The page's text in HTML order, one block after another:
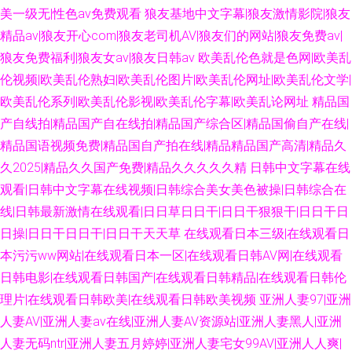
美一级无|性色av免费观看 狼友基地中文字幕|狼友激情影院|狼友
精品av|狼友开心com|狼友老司机AV|狼友们的网站|狼友免费av|
狼友免费福利|狼友女av|狼友日韩av 欧美乱伦色就是色网|欧美乱
伦视频|欧美乱伦熟妇|欧美乱伦图片|欧美乱伦网址|欧美乱伦文学|
欧美乱伦系列|欧美乱伦影视|欧美乱伦字幕|欧美乱论网址 精品国
产自线拍|精品国产自在线拍|精品国产综合区|精品国偷自产在线|
精品国语视频免费|精品国自产拍在线|精品精品国产高清|精品久
久2025|精品久久国产免费|精品久久久久久精 日韩中文字幕在线
观看|日韩中文字幕在线视频|日韩综合美女美色被操|日韩综合在
线|日韩最新激情在线观看|日日草日日干|日日干狠狠干|日日干日
日操|日日干日日干|日日干天天草 在线观看日本三级|在线观看日
本污污ww网站|在线观看日本一区|在线观看日韩AV网|在线观看
日韩电影|在线观看日韩国产|在线观看日韩精品|在线观看日韩伦
理片|在线观看日韩欧美|在线观看日韩欧美视频 亚洲人妻97|亚洲
人妻AV|亚洲人妻av在线|亚洲人妻AV资源站|亚洲人妻黑人|亚洲
人妻无码ntr|亚洲人妻五月婷婷|亚洲人妻宅女99AV|亚洲人人爽|